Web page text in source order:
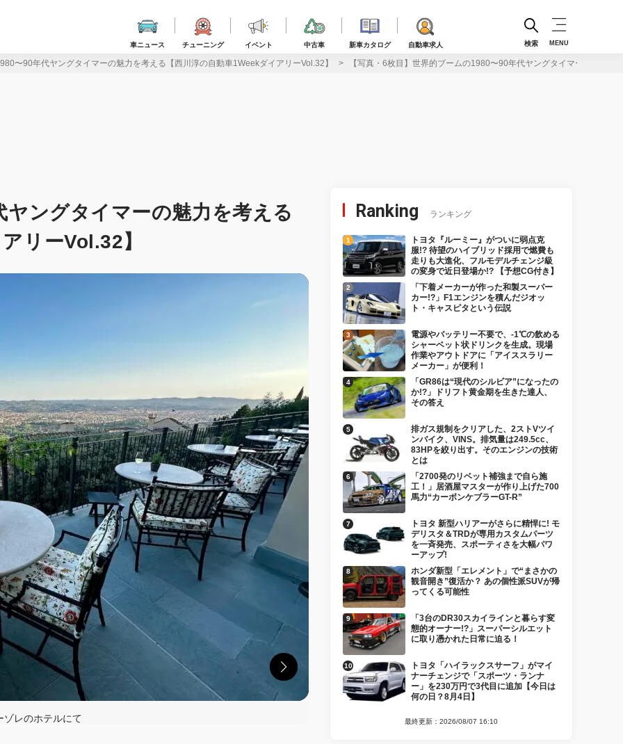
車ニュース チューニング イベント 中古車 新車カタログ 自動車求人 検索 MENU
〜90年代ヤングタイマーの魅力を考える【西川淳の自動車1WeekダイアリーVol.32】 【写真・6枚目】世界的ブームの1980〜90年代ヤングタイマーの魅力
ングタイマーの魅力を考える
リーVol.32】
ゾレのホテルにて
Ranking ランキング
トヨタ『ルーミー』がついに弱点克
服!? 待望のハイブリッド採用で燃費も
走りも大進化、フルモデルチェンジ級
の変身で近日登場か!? 【予想CG付き】
「下着メーカーが作った和製スーパー
カー!?」F1エンジンを積んだジオッ
ト・キャスピタという伝説
電源やバッテリー不要で、-1℃の飲める
シャーベット状ドリンクを生成。現場
作業やアウトドアに「アイススラリー
メーカー」が便利！
「GR86は“現代のシルビア”になったの
か!?」ドリフト黄金期を生きた達人、
その答え
排ガス規制をクリアした、2ストVツイ
ンバイク、VINS。排気量は249.5cc、
83HPを絞り出す。そのエンジンの技術
とは
「2700発のリベット補強まで自ら施
工！」居酒屋マスターが作り上げた700
馬力“カーボンケブラーGT-R”
トヨタ 新型ハリアーがさらに精悍に! モ
デリスタ＆TRDが専用カスタムパーツ
を一斉発売、スポーティさを大幅パワ
ーアップ!
ホンダ新型「エレメント」で“まさかの
観音開き”復活か？ あの個性派SUVが帰
ってくる可能性
「3台のDR30スカイラインと暮らす変
態的オーナー!?」スーパーシルエット
に取り憑かれた日常に迫る！
トヨタ「ハイラックスサーフ」がマイ
ナーチェンジで「スポーツ・ランナ
ー」を230万円で3代目に追加【今日は
何の日？8月4日】
最終更新：2026/08/07 16:10